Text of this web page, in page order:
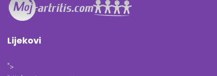
Lijekovi
">